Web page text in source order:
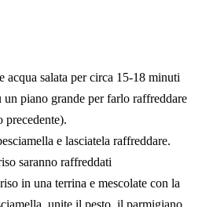
acqua salata per circa 15-18 minuti
un piano grande per farlo raffreddare
e lasciatela raffreddare.
saranno raffreddati
in una terrina e mescolate con la
unite il pesto, il parmigiano